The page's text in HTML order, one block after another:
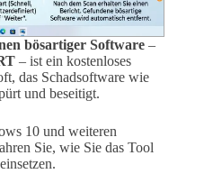
bösartiger Software –
– ist ein kostenloses
das Schadsoftware wie
und beseitigt.
10 und weiteren
Sie, wie Sie das Tool